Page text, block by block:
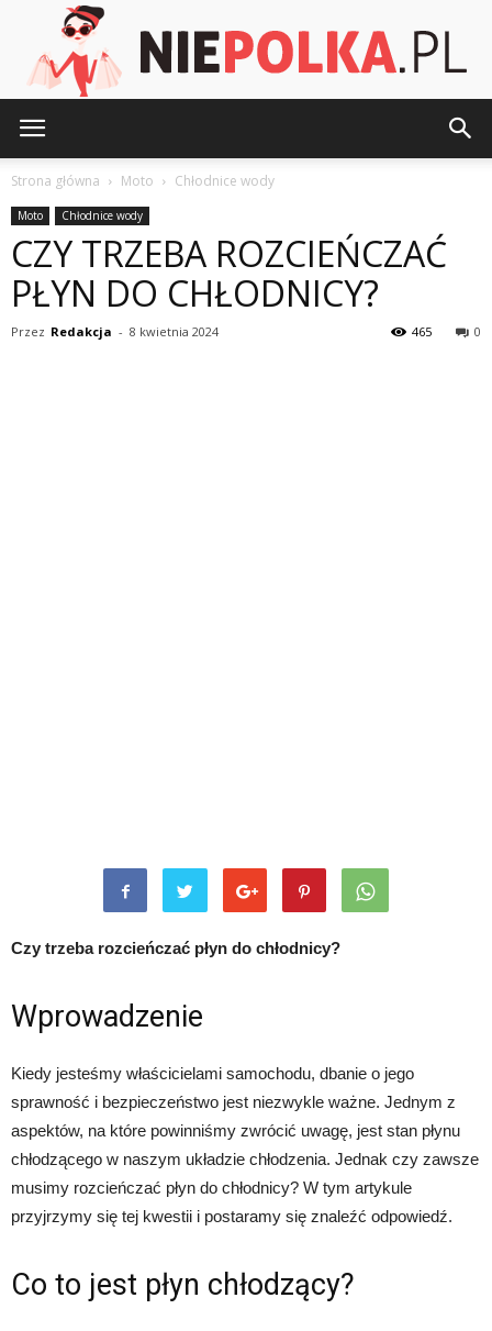
Strona główna Moto Chłodnice wody
Moto Chłodnice wody
CZY TRZEBA ROZCIEŃCZAĆ
PŁYN DO CHŁODNICY?
Przez Redakcja - 8 kwietnia 2024 0
465
Czy trzeba rozcieńczać płyn do chłodnicy?
Wprowadzenie
Kiedy jesteśmy właścicielami samochodu, dbanie o jego
sprawność i bezpieczeństwo jest niezwykle ważne. Jednym z
aspektów, na które powinniśmy zwrócić uwagę, jest stan płynu
chłodzącego w naszym układzie chłodzenia. Jednak czy zawsze
musimy rozcieńczać płyn do chłodnicy? W tym artykule
przyjrzymy się tej kwestii i postaramy się znaleźć odpowiedź.
Co to jest płyn chłodzący?